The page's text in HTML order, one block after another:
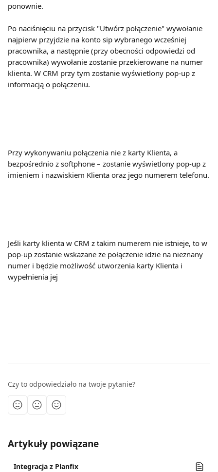
ponownie.
Po naciśnięciu na przycisk "Utwórz połączenie" wywołanie
najpierw przyjdzie na konto sip wybranego wcześniej
pracownika, a następnie (przy obecności odpowiedzi od
pracownika) wywołanie zostanie przekierowane na numer
klienta. W CRM przy tym zostanie wyświetlony pop-up z
informacją o połączeniu.
Przy wykonywaniu połączenia nie z karty Klienta, a
bezpośrednio z softphone – zostanie wyświetlony pop-up z
imieniem i nazwiskiem Klienta oraz jego numerem telefonu.
Jeśli karty klienta w CRM z takim numerem nie istnieje, to w
pop-up zostanie wskazane że połączenie idzie na nieznany
numer i będzie możliwość utworzenia karty Klienta i
wypełnienia jej
Czy to odpowiedziało na twoje pytanie?
Artykuły powiązane
Integracja z Planfix